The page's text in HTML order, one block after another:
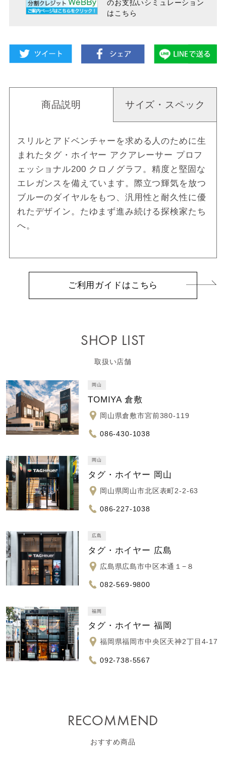
のお支払いシミュレーション
はこちら
商品説明 サイズ・スペック
スリルとアドベンチャーを求める人のために生
まれたタグ・ホイヤー アクアレーサー プロフ
ェッショナル200 クロノグラフ。精度と堅固な
エレガンスを備えています。際立つ輝気を放つ
ブルーのダイヤルをもつ、汎用性と耐久性に優
れたデザイン。たゆまず進み続ける探検家たち
へ。
ご利用ガイドはこちら
SHOP LIST
取扱い店舗
岡山
TOMIYA 倉敷
岡山県倉敷市宮前380-119
086-430-1038
岡山
タグ・ホイヤー 岡山
岡山県岡山市北区表町2-2-63
086-227-1038
広島
タグ・ホイヤー 広島
広島県広島市中区本通１−８
082-569-9800
福岡
タグ・ホイヤー 福岡
福岡県福岡市中央区天神2丁目4-17
092-738-5567
RECOMMEND
おすすめ商品